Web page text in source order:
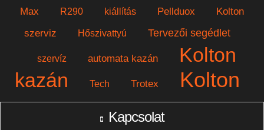
Max
R290 kiállítás Pellduox
Kolton
szerviz
Hőszivattyú Tervezői segédlet
szervíz automata kazán
Kolton
kazán
Tech Trotex Kolton
Kapcsolat